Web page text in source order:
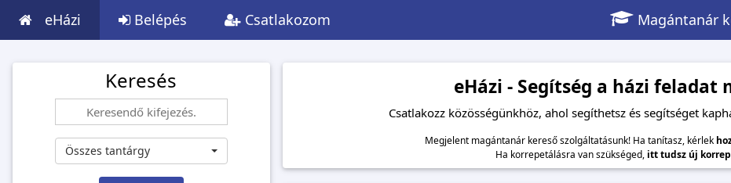
eHázi Belépés Csatlakozom Magántanár
Keresés
Összes tantárgy
eHázi - Segítség a házi feladat
Csatlakozz közösségünkhöz, ahol segíthetsz és segítséget
Megjelent magántanár kereső szolgáltatásunk! Ha tanítasz, kérlek
Ha korrepetálásra van szükséged, itt tudsz új